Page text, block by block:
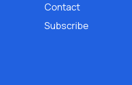
Contact
Subscribe